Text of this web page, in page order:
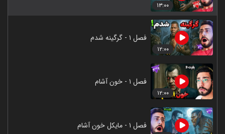
۱۳:۰۰
۱۲:۰۰
فصل ۱ - گرگینه شدم
۱۲:۰۰
فصل ۱ - خون آشام
فصل ۱ - مایکل خون آشام